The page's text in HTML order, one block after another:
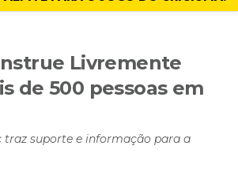
Livremente
de 500 pessoas em
traz suporte e informação para a